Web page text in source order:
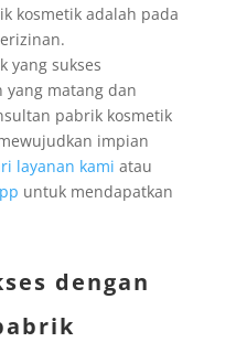
kosmetik adalah pada
yang sukses
matang dan
pabrik kosmetik
impian
layanan kami atau
untuk mendapatkan
dengan